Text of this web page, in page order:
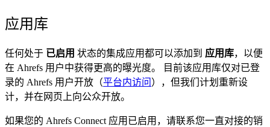
应用库
任何处于 已启用 状态的集成应用都可以添加到 应用库，以便
在 Ahrefs 用户中获得更高的曝光度。 目前该应用库仅对已登
录的 Ahrefs 用户开放（平台内访问 ），但我们计划重新设
计，并在网页上向公众开放。
如果您的 Ahrefs Connect 应用已启用，请联系您一直对接的销